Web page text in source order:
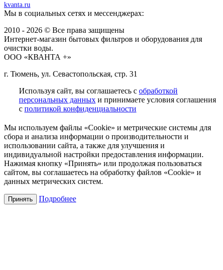
kvanta.ru
Мы в социальных сетях и мессенджерах:
2010 - 2026 © Все права защищены
Интернет-магазин бытовых фильтров и оборудования для
очистки воды.
ООО «КВАНТА +»
г. Тюмень, ул. Севастопольская, стр. 31
Используя сайт, вы соглашаетесь с обработкой
персональных данных и принимаете условия соглашения
с политикой конфиденциальности
Мы используем файлы «Cookie» и метрические системы для
сбора и анализа информации о производительности и
использовании сайта, а также для улучшения и
индивидуальной настройки предоставления информации.
Нажимая кнопку «Принять» или продолжая пользоваться
сайтом, вы соглашаетесь на обработку файлов «Cookie» и
данных метрических систем.
Принять Подробнее